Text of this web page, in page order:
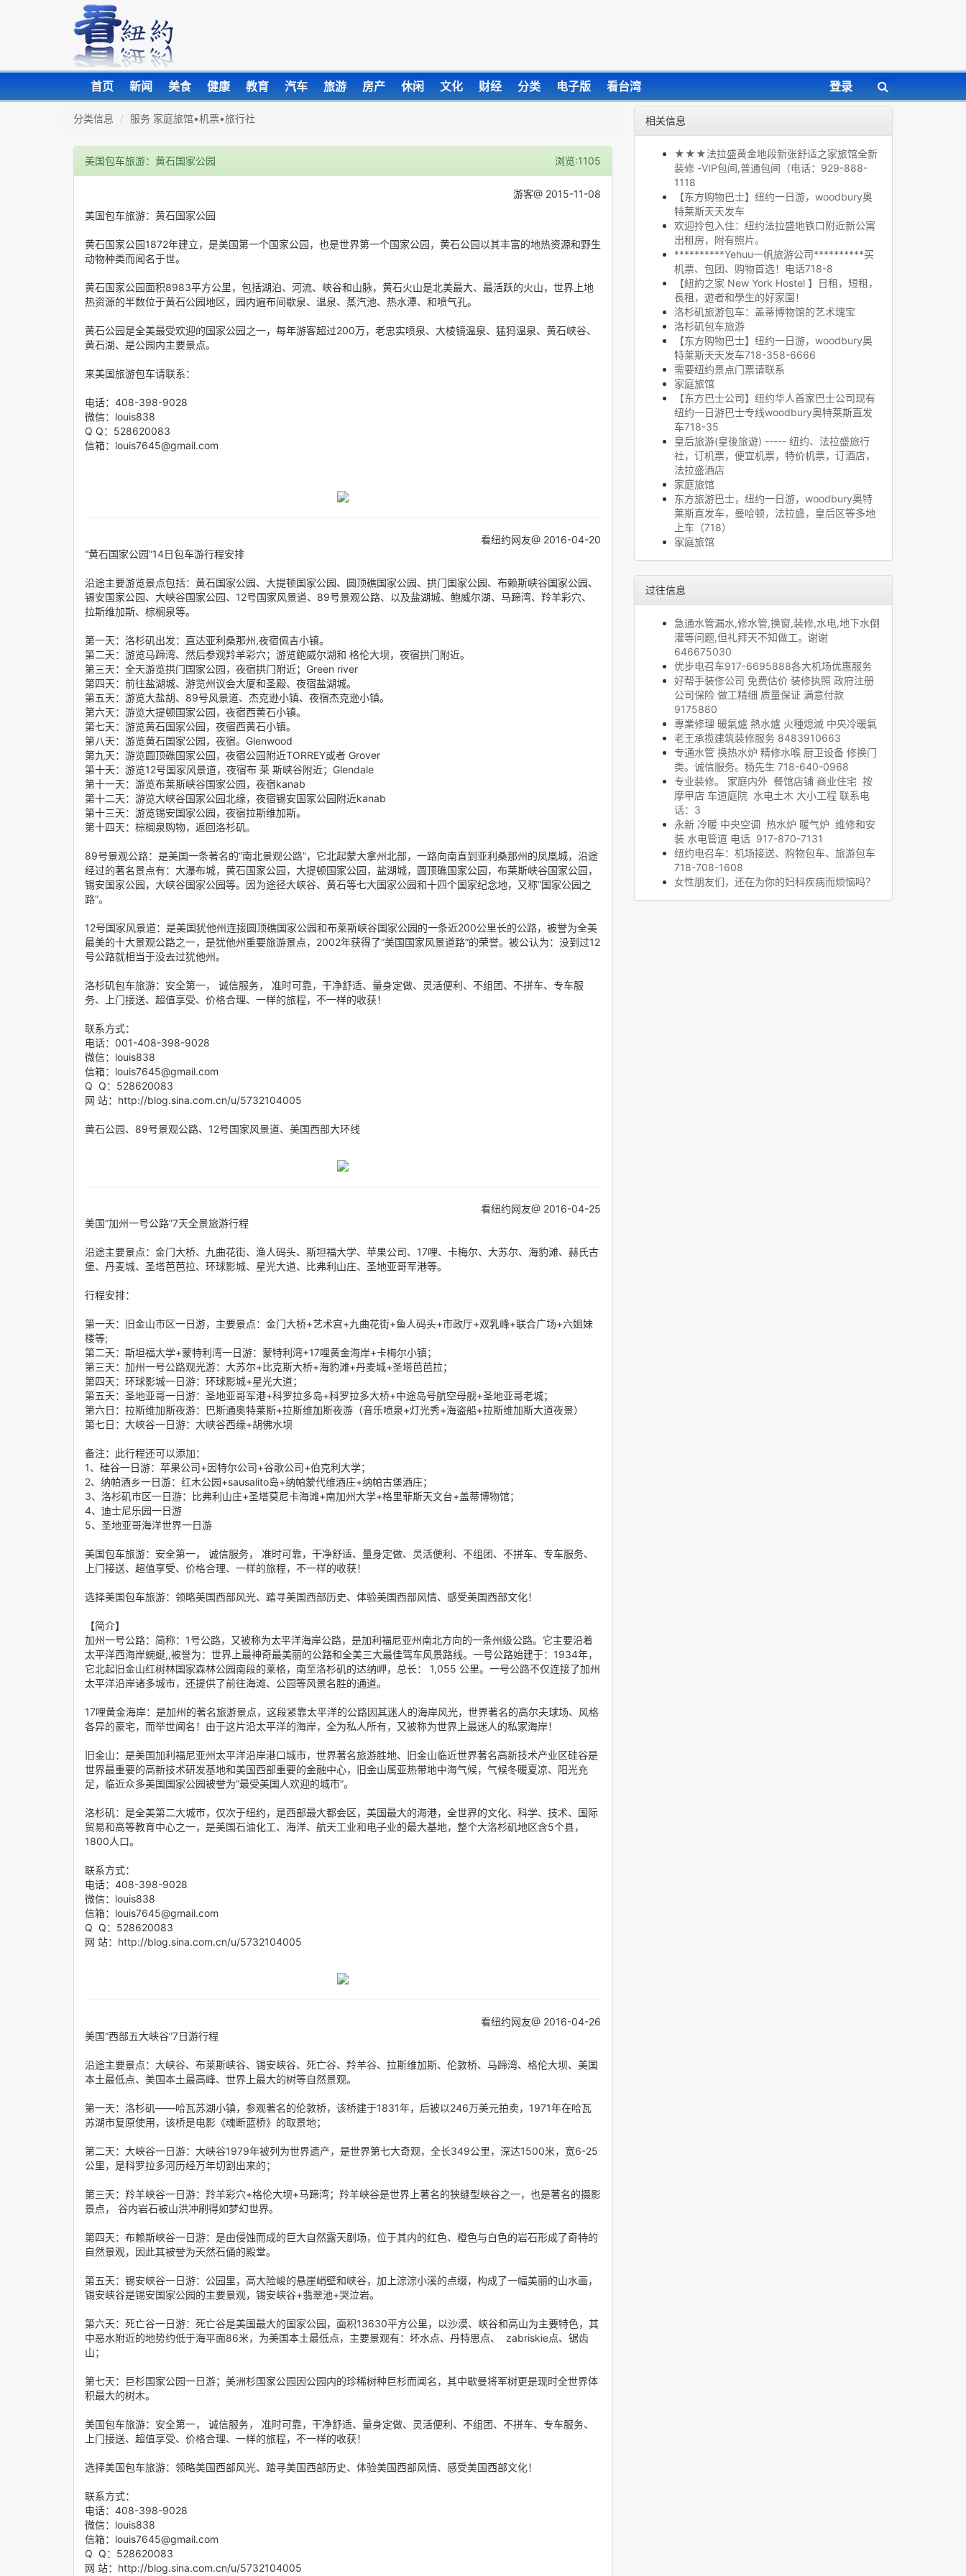
首页 新闻 美食 健康 教育 汽车 旅游 房产 休闲 文化 财经 分类 电子版 看台湾 登录
分类信息 服务 家庭旅馆•机票•旅行社
美国包车旅游：黄石国家公园 浏览:1105
游客@ 2015-11-08
美国包车旅游：黄石国家公园
黄石国家公园1872年建立，是美国第一个国家公园，也是世界第一个国家公园，黄石公园以其丰富的地热资源和野生
动物种类而闻名于世。
黄石国家公园面积8983平方公里，包括湖泊、河流、峡谷和山脉，黄石火山是北美最大、最活跃的火山，世界上地
热资源的半数位于黄石公园地区，园内遍布间歇泉、温泉、蒸汽池、热水潭、和喷气孔。
黄石公园是全美最受欢迎的国家公园之一，每年游客超过200万，老忠实喷泉、大棱镜温泉、猛犸温泉、黄石峡谷、
黄石湖、是公园内主要景点。
来美国旅游包车请联系：
电话：408-398-9028
微信：louis838
Q Q：528620083
信箱：louis7645@gmail.com
看纽约网友@ 2016-04-20
“黄石国家公园”14日包车游行程安排
沿途主要游览景点包括：黄石国家公园、大提顿国家公园、圆顶礁国家公园、拱门国家公园、布赖斯峡谷国家公园、
锡安国家公园、大峡谷国家公园、12号国家风景道、89号景观公路、以及盐湖城、鲍威尔湖、马蹄湾、羚羊彩穴、
拉斯维加斯、棕榈泉等。
第一天：洛杉矶出发：直达亚利桑那州,夜宿佩吉小镇。
第二天：游览马蹄湾、然后参观羚羊彩穴；游览鲍威尔湖和 格伦大坝，夜宿拱门附近。
第三天：全天游览拱门国家公园，夜宿拱门附近；Green river
第四天：前往盐湖城、游览州议会大厦和圣殿、夜宿盐湖城。
第五天：游览大盐胡、89号风景道、杰克逊小镇、夜宿杰克逊小镇。
第六天：游览大提顿国家公园，夜宿西黄石小镇。
第七天：游览黄石国家公园，夜宿西黄石小镇。
第八天：游览黄石国家公园，夜宿。Glenwood
第九天：游览圆顶礁国家公园，夜宿公园附近TORREY或者 Grover
第十天：游览12号国家风景道，夜宿布 莱 斯峡谷附近；Glendale
第十一天：游览布莱斯峡谷国家公园，夜宿kanab
第十二天：游览大峡谷国家公园北缘，夜宿锡安国家公园附近kanab
第十三天：游览锡安国家公园，夜宿拉斯维加斯。
第十四天：棕榈泉购物，返回洛杉矶。
89号景观公路：是美国一条著名的“南北景观公路”，它北起蒙大拿州北部，一路向南直到亚利桑那州的凤凰城，沿途
经过的著名景点有：大瀑布城，黄石国家公园，大提顿国家公园，盐湖城，圆顶礁国家公园，布莱斯峡谷国家公园，
锡安国家公园，大峡谷国家公园等。因为途径大峡谷、黄石等七大国家公园和十四个国家纪念地，又称“国家公园之
路”。
12号国家风景道：是美国犹他州连接圆顶礁国家公园和布莱斯峡谷国家公园的一条近200公里长的公路，被誉为全美
最美的十大景观公路之一，是犹他州重要旅游景点，2002年获得了“美国国家风景道路”的荣誉。被公认为：没到过12
号公路就相当于没去过犹他州。
洛杉矶包车旅游：安全第一， 诚信服务， 准时可靠，干净舒适、量身定做、灵活便利、不组团、不拼车、专车服
务、上门接送、超值享受、价格合理、一样的旅程，不一样的收获！
联系方式：
电话：001-408-398-9028
微信：louis838
信箱：louis7645@gmail.com
Q Q：528620083
网 站：http://blog.sina.com.cn/u/5732104005
黄石公园、89号景观公路、12号国家风景道、美国西部大环线
看纽约网友@ 2016-04-25
美国“加州一号公路”7天全景旅游行程
沿途主要景点：金门大桥、九曲花街、渔人码头、斯坦福大学、苹果公司、17哩、卡梅尔、大苏尔、海豹滩、赫氏古
堡、丹麦城、圣塔芭芭拉、环球影城、星光大道、比弗利山庄、圣地亚哥军港等。
行程安排：
第一天：旧金山市区一日游，主要景点：金门大桥+艺术宫+九曲花街+鱼人码头+市政厅+双乳峰+联合广场+六姐妹
楼等;
第二天：斯坦福大学+蒙特利湾一日游：蒙特利湾+17哩黄金海岸+卡梅尔小镇；
第三天：加州一号公路观光游：大苏尔+比克斯大桥+海豹滩+丹麦城+圣塔芭芭拉；
第四天：环球影城一日游：环球影城+星光大道；
第五天：圣地亚哥一日游：圣地亚哥军港+科罗拉多岛+科罗拉多大桥+中途岛号航空母舰+圣地亚哥老城；
第六日：拉斯维加斯夜游：巴斯通奥特莱斯+拉斯维加斯夜游（音乐喷泉+灯光秀+海盗船+拉斯维加斯大道夜景）
第七日：大峡谷一日游：大峡谷西缘+胡佛水坝
备注：此行程还可以添加：
1、硅谷一日游：苹果公司+因特尔公司+谷歌公司+伯克利大学；
2、纳帕酒乡一日游：红木公园+sausalito岛+纳帕蒙代维酒庄+纳帕古堡酒庄；
3、洛杉矶市区一日游：比弗利山庄+圣塔莫尼卡海滩+南加州大学+格里菲斯天文台+盖蒂博物馆；
4、迪士尼乐园一日游
5、圣地亚哥海洋世界一日游
美国包车旅游：安全第一， 诚信服务， 准时可靠，干净舒适、量身定做、灵活便利、不组团、不拼车、专车服务、
上门接送、超值享受、价格合理、一样的旅程，不一样的收获！
选择美国包车旅游：领略美国西部风光、踏寻美国西部历史、体验美国西部风情、感受美国西部文化！
【简介】
加州一号公路：简称：1号公路，又被称为太平洋海岸公路，是加利福尼亚州南北方向的一条州级公路。它主要沿着
太平洋西海岸蜿蜒,,被誉为：世界上最神奇最美丽的公路和全美三大最佳驾车风景路线。一号公路始建于：1934年，
它北起旧金山红树林国家森林公园南段的莱格，南至洛杉矶的达纳岬，总长： 1,055 公里。一号公路不仅连接了加州
太平洋沿岸诸多城市，还提供了前往海滩、公园等风景名胜的通道。
17哩黄金海岸：是加州的著名旅游景点，这段紧靠太平洋的公路因其迷人的海岸风光，世界著名的高尔夫球场、风格
各异的豪宅，而举世闻名！由于这片沿太平洋的海岸，全为私人所有，又被称为世界上最迷人的私家海岸！
旧金山：是美国加利福尼亚州太平洋沿岸港口城市，世界著名旅游胜地、旧金山临近世界著名高新技术产业区硅谷是
世界最重要的高新技术研发基地和美国西部重要的金融中心，旧金山属亚热带地中海气候，气候冬暖夏凉、阳光充
足，临近众多美国国家公园被誉为“最受美国人欢迎的城市”。
洛杉矶：是全美第二大城市，仅次于纽约，是西部最大都会区，美国最大的海港，全世界的文化、科学、技术、国际
贸易和高等教育中心之一，是美国石油化工、海洋、航天工业和电子业的最大基地，整个大洛杉矶地区含5个县，
1800人口。
联系方式：
电话：408-398-9028
微信：louis838
信箱：louis7645@gmail.com
Q Q：528620083
网 站：http://blog.sina.com.cn/u/5732104005
看纽约网友@ 2016-04-26
美国“西部五大峡谷”7日游行程
沿途主要景点：大峡谷、布莱斯峡谷、锡安峡谷、死亡谷、羚羊谷、拉斯维加斯、伦敦桥、马蹄湾、格伦大坝、美国
本土最低点、美国本土最高峰、世界上最大的树等自然景观。
第一天：洛杉矶——哈瓦苏湖小镇，参观著名的伦敦桥，该桥建于1831年，后被以246万美元拍卖，1971年在哈瓦
苏湖市复原使用，该桥是电影《魂断蓝桥》的取景地；
第二天：大峡谷一日游：大峡谷1979年被列为世界遗产，是世界第七大奇观，全长349公里，深达1500米，宽6-25
公里，是科罗拉多河历经万年切割出来的；
第三天：羚羊峡谷一日游：羚羊彩穴+格伦大坝+马蹄湾；羚羊峡谷是世界上著名的狭缝型峡谷之一，也是著名的摄影
景点， 谷内岩石被山洪冲刷得如梦幻世界。
第四天：布赖斯峡谷一日游：是由侵蚀而成的巨大自然露天剧场，位于其内的红色、橙色与白色的岩石形成了奇特的
自然景观，因此其被誉为天然石俑的殿堂。
第五天：锡安峡谷一日游：公园里，高大险峻的悬崖峭壁和峡谷，加上淙淙小溪的点缀，构成了一幅美丽的山水画，
锡安峡谷是锡安国家公园的主要景观，锡安峡谷+翡翠池+哭泣岩。
第六天：死亡谷一日游：死亡谷是美国最大的国家公园，面积13630平方公里，以沙漠、峡谷和高山为主要特色，其
中恶水附近的地势约低于海平面86米，为美国本土最低点，主要景观有：坏水点、丹特思点、 zabriskie点、锯齿
山；
第七天：巨杉国家公园一日游；美洲杉国家公园因公园内的珍稀树种巨杉而闻名，其中歇曼将军树更是现时全世界体
积最大的树木。
美国包车旅游：安全第一， 诚信服务， 准时可靠，干净舒适、量身定做、灵活便利、不组团、不拼车、专车服务、
上门接送、超值享受、价格合理、一样的旅程，不一样的收获！
选择美国包车旅游：领略美国西部风光、踏寻美国西部历史、体验美国西部风情、感受美国西部文化！
联系方式：
电话：408-398-9028
微信：louis838
信箱：louis7645@gmail.com
Q Q：528620083
网 站：http://blog.sina.com.cn/u/5732104005
相关信息
★★★法拉盛黄金地段新张舒适之家旅馆全新
装修 -VIP包间,普通包间（电话：929-888-
1118
【东方购物巴士】纽约一日游，woodbury奥
特莱斯天天发车
欢迎拎包入住：纽约法拉盛地铁口附近新公寓
出租房，附有照片。
**********Yehuu一帆旅游公司**********买
机票、包团、购物首选！电话718-8
【紐約之家 New York Hostel 】日租，短租，
長租，遊者和學生的好家園！
洛杉矶旅游包车：盖蒂博物馆的艺术瑰宝
洛杉矶包车旅游
【东方购物巴士】纽约一日游，woodbury奥
特莱斯天天发车718-358-6666
需要纽约景点门票请联系
家庭旅馆
【东方巴士公司】纽约华人首家巴士公司现有
纽约一日游巴士专线woodbury奥特莱斯直发
车718-35
皇后旅游(皇後旅遊) ----- 纽约、法拉盛旅行
社，订机票，便宜机票，特价机票，订酒店，
法拉盛酒店
家庭旅馆
东方旅游巴士，纽约一日游，woodbury奥特
莱斯直发车，曼哈顿，法拉盛，皇后区等多地
上车（718）
家庭旅馆
过往信息
急通水管漏水,修水管,换窗,装修,水电,地下水倒
灌等问题,但礼拜天不知做工。谢谢
646675030
优步电召车917-6695888各大机场优惠服务
好帮手装俢公司 免费估价 装修执照 政府注册
公司保险 做工精细 质量保证 满意付款
9175880
專業修理 暖氣爐 熱水爐 火種熄滅 中央冷暖氣
老王承揽建筑装修服务 8483910663
专通水管 换热水炉 精修水喉 厨卫设备 修换门
类。诚信服务。杨先生 718-640-0968
专业装修。 家庭内外 餐馆店铺 商业住宅 按
摩甲店 车道庭院 水电土木 大小工程 联系电
话：3
永新 冷暖 中央空调 热水炉 暖气炉 维修和安
装 水电管道 电话 917-870-7131
纽约电召车：机场接送、购物包车、旅游包车
718-708-1608
女性朋友们，还在为你的妇科疾病而烦恼吗？